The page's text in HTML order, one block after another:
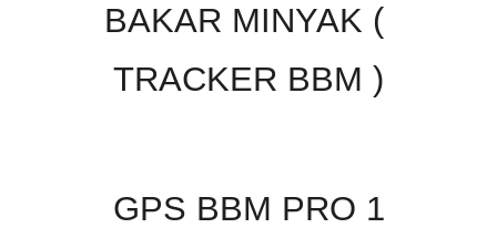
BAKAR MINYAK (
TRACKER BBM )
GPS BBM PRO 1